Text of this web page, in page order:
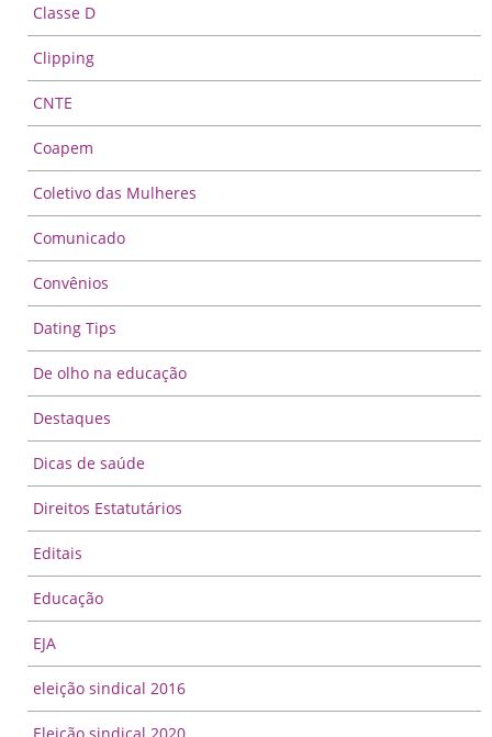
Classe D
Clipping
CNTE
Coapem
Coletivo das Mulheres
Comunicado
Convênios
Dating Tips
De olho na educação
Destaques
Dicas de saúde
Direitos Estatutários
Editais
Educação
EJA
eleição sindical 2016